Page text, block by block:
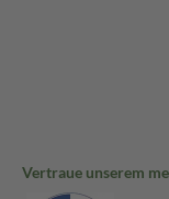
Vertraue unserem